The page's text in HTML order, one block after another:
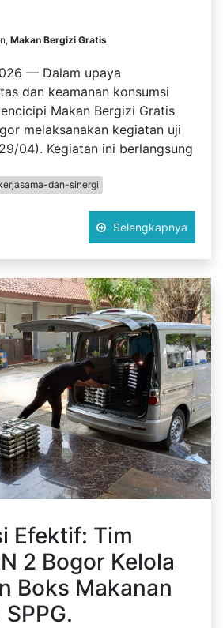
Makan Bergizi Gratis
— Dalam upaya
dan keamanan konsumsi
Makan Bergizi Gratis
melaksanakan kegiatan uji
04). Kegiatan ini berlangsung
dan-sinergi
Selengkapnya
Efektif: Tim
2 Bogor Kelola
Boks Makanan